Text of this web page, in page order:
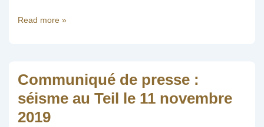
Communiqué
Tchernobyl
35
ans
après,
Read more »
Communiqué de presse :
séisme au Teil le 11 novembre
2019